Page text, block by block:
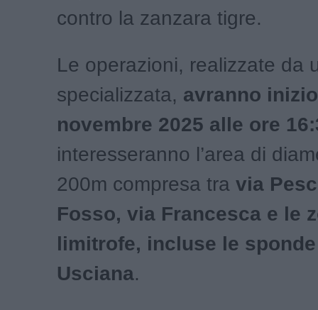
contro la zanzara tigre.
Le operazioni, realizzate da
specializzata, avranno
novembre 2025 alle ore
interesseranno l’area di
200m compresa tra via
Fosso, via Francesca e le
limitrofe, incluse le
Usciana.